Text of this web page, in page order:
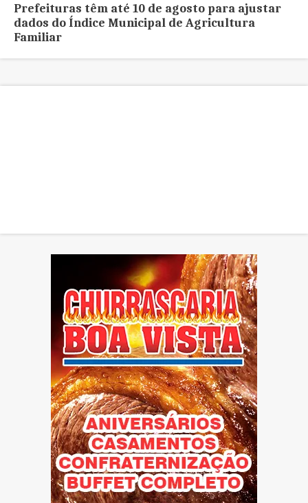
Prefeituras têm até 10 de agosto para ajustar
dados do Índice Municipal de Agricultura
Familiar